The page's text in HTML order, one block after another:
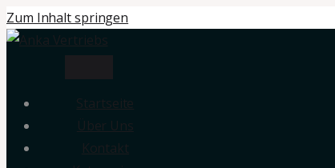
Zum Inhalt springen
Startseite
Über Uns
Kontakt